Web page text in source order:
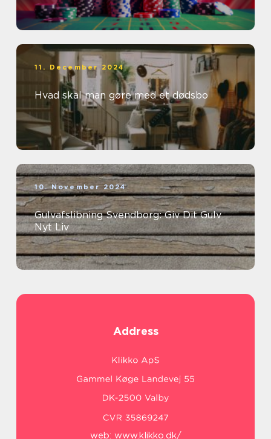
11. December 2024
Hvad skal man gøre med et dødsbo
10. November 2024
Gulvafslibning Svendborg: Giv Dit Gulv
Nyt Liv
Address
web: www.klikko.dk/